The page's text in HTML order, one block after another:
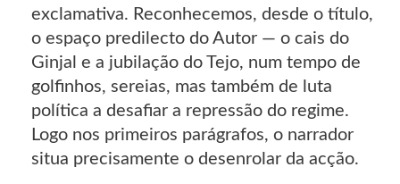
exclamativa. Reconhecemos, desde o título,
o espaço predilecto do Autor — o cais do
Ginjal e a jubilação do Tejo, num tempo de
golfinhos, sereias, mas também de luta
política a desafiar a repressão do regime.
Logo nos primeiros parágrafos, o narrador
situa precisamente o desenrolar da acção.